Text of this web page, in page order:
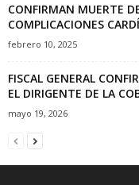
CONFIRMAN MUERTE
COMPLICACIONES
febrero 10, 2025
FISCAL GENERAL
EL DIRIGENTE DE LA
mayo 19, 2026